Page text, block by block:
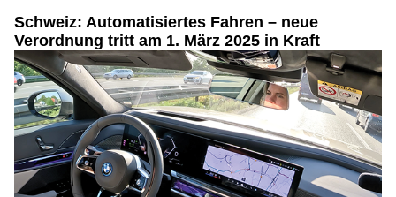
Schweiz: Automatisiertes Fahren – neue
Verordnung tritt am 1. März 2025 in Kraft